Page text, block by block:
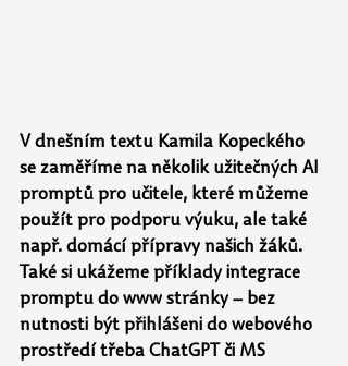
V dnešním textu Kamila Kopeckého
se zaměříme na několik užitečných AI
promptů pro učitele, které můžeme
použít pro podporu výuku, ale také
např. domácí přípravy našich žáků.
Také si ukážeme příklady integrace
promptu do www stránky – bez
nutnosti být přihlášeni do webového
prostředí třeba ChatGPT či MS